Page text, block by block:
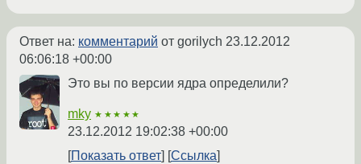
Ответ на: комментарий от gorilych 23.12.2012
06:06:18 +00:00
Это вы по версии ядра определили?
mky ★★★★★
23.12.2012 19:02:38 +00:00
Показать ответ
Ссылка